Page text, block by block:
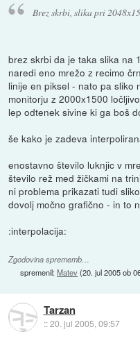
Brez skrbi, slika pri
brez skrbi da je taka slika na
naredi eno mrežo z recimo
linije en piksel - nato pa sliko
monitorju z 2000x1500
lep odtenek sivine ki ga boš
še kako je zadeva
enostavno število luknjic v
število rež med žičkami na
ni problema prikazati tudi
dovolj močno grafično - in to
:interpolacija:
Zgodovina sprememb…
spremenil:Matev(20. jul 2005 ob
Tarzan
::20. jul 2005, 09:57